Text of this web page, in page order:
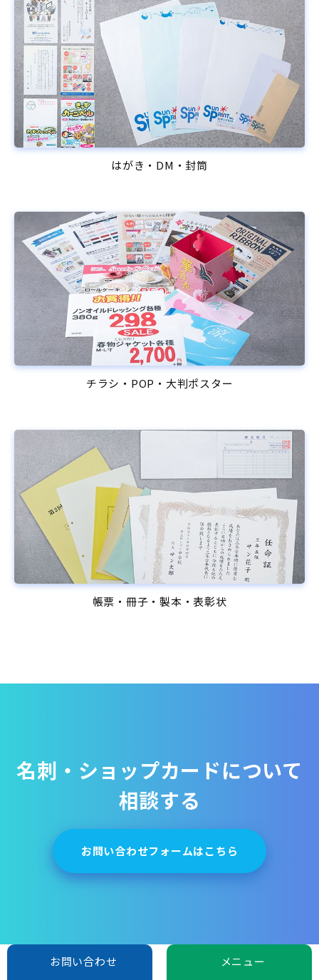
お問い合わせ メニュー
はがき・DM・封筒
チラシ・POP・大判ポスター
帳票・冊子・製本・表彰状
名刺・ショップカードについて
相談する
お問い合わせフォームはこちら